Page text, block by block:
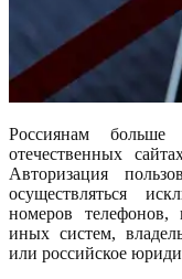
Россиянам больше
отечественных
Авторизация
осуществляться
номеров телефонов,
иных систем,
или российское